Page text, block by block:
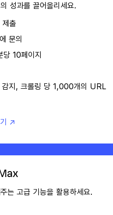
성과를 끌어올리세요.
출
문의
당 10페이지
감지, 크롤링 당 1,000개의 URL
↗
는 고급 기능을 활용하세요.